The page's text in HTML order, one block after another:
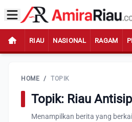
RIAU NASIONAL RAGAM
HOME / TOPIK
Topik: Riau
Menampilkan berita yang